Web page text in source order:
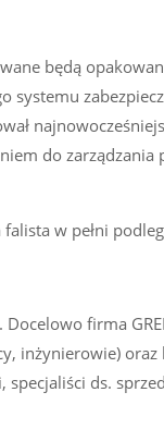
będą
systemu
do zarządzania
w pełni
firma
inżynierowie)
ds.